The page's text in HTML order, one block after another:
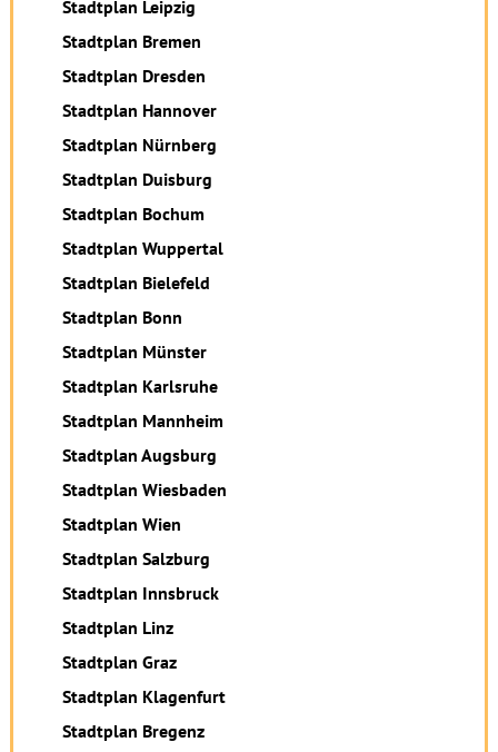
Stadtplan Leipzig
Stadtplan Bremen
Stadtplan Dresden
Stadtplan Hannover
Stadtplan Nürnberg
Stadtplan Duisburg
Stadtplan Bochum
Stadtplan Wuppertal
Stadtplan Bielefeld
Stadtplan Bonn
Stadtplan Münster
Stadtplan Karlsruhe
Stadtplan Mannheim
Stadtplan Augsburg
Stadtplan Wiesbaden
Stadtplan Wien
Stadtplan Salzburg
Stadtplan Innsbruck
Stadtplan Linz
Stadtplan Graz
Stadtplan Klagenfurt
Stadtplan Bregenz